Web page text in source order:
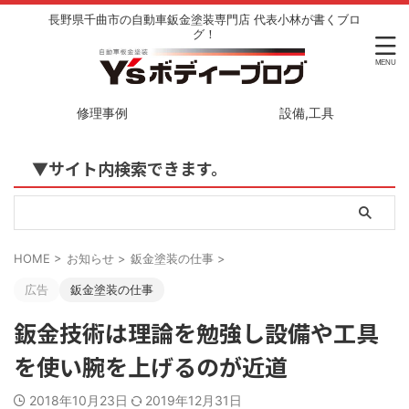
長野県千曲市の自動車鈑金塗装専門店 代表小林が書くブロ
グ！
修理事例 設備,工具
▼サイト内検索できます。
HOME > お知らせ > 鈑金塗装の仕事 >
広告 鈑金塗装の仕事
鈑金技術は理論を勉強し設備や工具
を使い腕を上げるのが近道
2018年10月23日 2019年12月31日